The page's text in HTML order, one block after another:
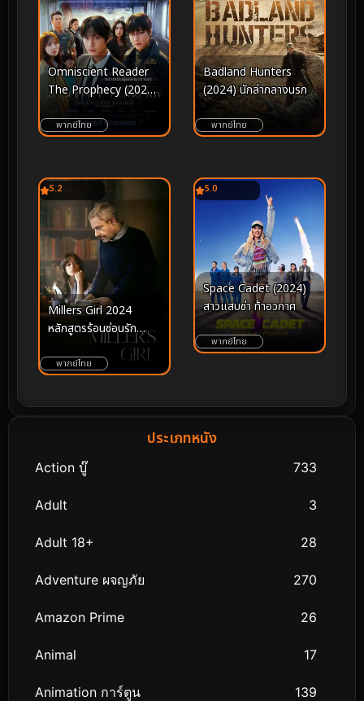
Omniscient Reader
The Prophecy (2025)
อ่านชะตาวันสิ้นโลก
พากย์ไทย
Badland Hunters
(2024) นักล่ากลางนรก
พากย์ไทย
5.2
Millers Girl 2024
หลักสูตรร้อนซ่อนรัก
พากย์ไทย
5.0
Space Cadet (2024)
สาวแสบซ่า ท้าอวกาศ
พากย์ไทย
ประเภทหนัง
Action บู๊ 733
Adult 3
Adult 18+ 28
Adventure ผจญภัย 270
Amazon Prime 26
Animal 17
Animation การ์ตูน 139